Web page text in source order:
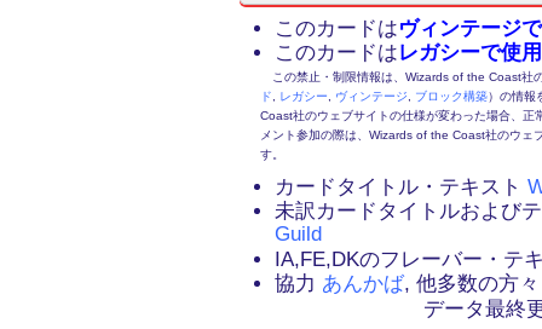
このカードはヴィンテージ
このカードはレガシーで使
この禁止・制限情報は、Wizards of the Coast社
ド
レガシー ヴィンテージ ブロック構築）の情報
Coast社のウェブサイトの仕様が変わった場合、
メント参加の際は、Wizards of the Coast社のウェ
す。
カードタイトル・テキスト
未訳カードタイトルおよび
Guild
IA,FE,DKのフレーバー・テ
協力 あんかば, 他多数の方々
データ最終